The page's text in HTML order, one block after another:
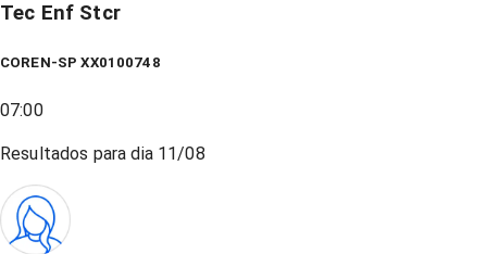
Tec Enf Stcr
COREN-SP XX0100748
07:00
Resultados para dia 11/08